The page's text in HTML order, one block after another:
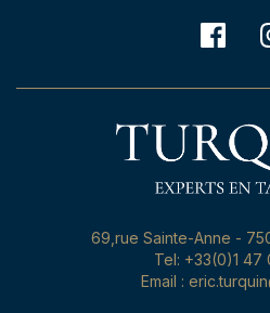
69,rue Sainte-Anne -
Tel: +33(0)1 47
Email :